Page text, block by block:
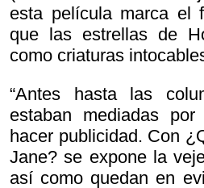
esta película marca el
que las estrellas de
como criaturas
“Antes hasta las
estaban mediadas
hacer publicidad. Con
Jane? se expone la
así como quedan en